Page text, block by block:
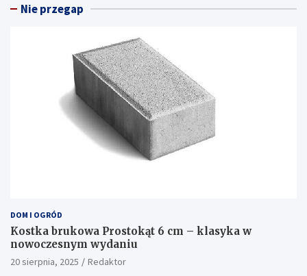
Nie przegap
DOM I OGRÓD
Kostka brukowa Prostokąt 6 cm – klasyka w
nowoczesnym wydaniu
20 sierpnia, 2025 Redaktor